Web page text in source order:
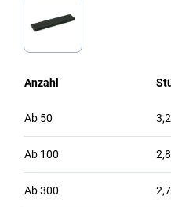
Anzahl
Ab 50
Ab 100
Ab300